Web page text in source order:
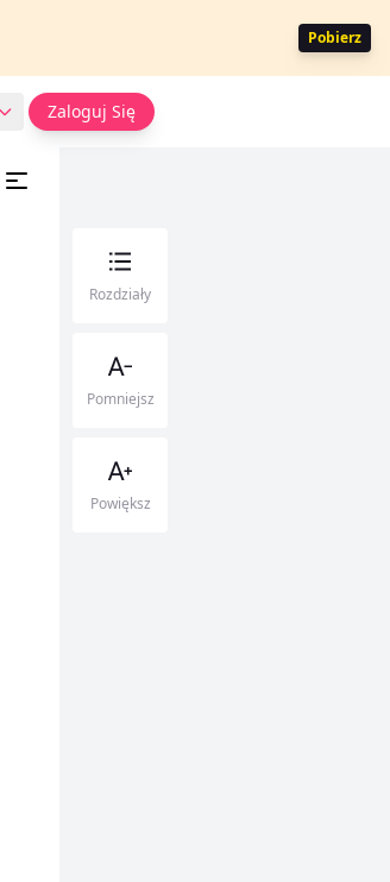
Pobierz
Zaloguj Się
Rozdziały
Pomniejsz
Powiększ